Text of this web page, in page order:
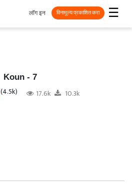
☰
लॉग इन विनामूल्य प्रकाशित करा
Koun - 7
(4.5k) 17.6k 10.3k